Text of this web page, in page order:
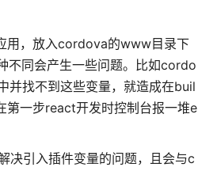
用，放入cordova的www目录下
不同会产生一些问题。比如cordo
找不到这些变量，就造成在buil
一步react开发时控制台报一堆e
引入插件变量的问题，且会与c